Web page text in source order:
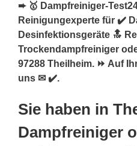
➨ 🥇 Dampfreiniger-
Reinigungexperte für ✔️
Desinfektionsgeräte 🔝
Trockendampfreiniger
97288 Theilheim. ⏩ Auf
uns ✉ ✔️.
Sie haben in
Dampfreiniger